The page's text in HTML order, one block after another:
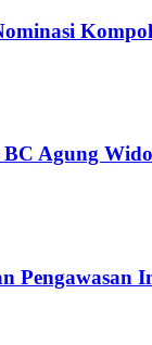
Agung
Pengawasan